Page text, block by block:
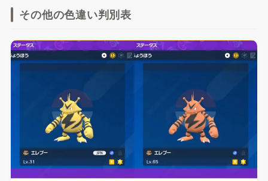
その他の色違い判別表